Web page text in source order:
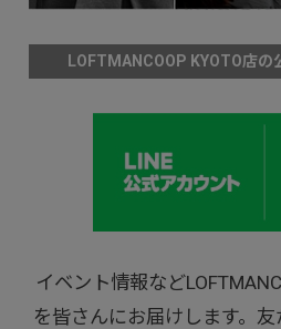
LOFTMANCOOP KYOTO店の
イベント情報など
を皆さんにお届けします。